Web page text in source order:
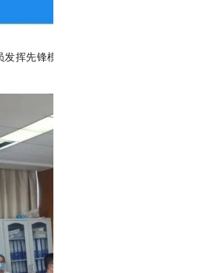
先锋模范作用，在疫情防控一线亮